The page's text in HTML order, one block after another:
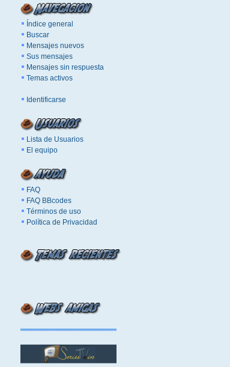
Índice general
Buscar
Mensajes nuevos
Sus mensajes
Mensajes sin respuesta
Temas activos
Identificarse
Lista de Usuarios
El equipo
FAQ
FAQ BBcodes
Términos de uso
Política de Privacidad